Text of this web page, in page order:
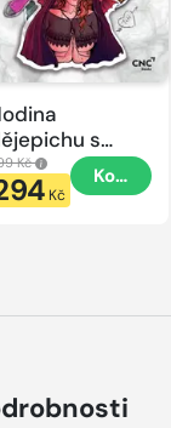
s
Kč
Kč
Koupit